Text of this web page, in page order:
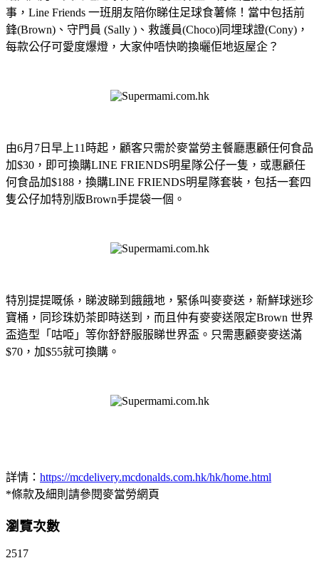
事，Line Friends 一班朋友陪你睇住足球食薯條！當中包括前
鋒(Brown)、守門員 (Sally )、救護員(Choco)同埋球證(Cony)，
每款公仔可愛度爆燈，大家仲唔快啲換曬佢地返屋企？
由6月7日早上11時起，顧客只需於麥當勞主餐廳惠顧任何食品
加$30，即可換購LINE FRIENDS明星隊公仔一隻，或惠顧任
何食品加$188，換購LINE FRIENDS明星隊套裝，包括一套四
隻公仔加特別版Brown手提袋一個。
特別提提嘅係，睇波睇到餓餓地，緊係叫麥麥送，新鮮球迷珍
寶桶，同珍珠奶茶即時送到，而且仲有麥麥送限定Brown 世界
盃造型「咕𠱸」等你舒舒服服睇世界盃。只需惠顧麥麥送滿
$70，加$55就可換購。
詳情： https://mcdelivery.mcdonalds.com.hk/hk/home.html
*條款及細則請參閱麥當勞網頁
瀏覽次數
2517